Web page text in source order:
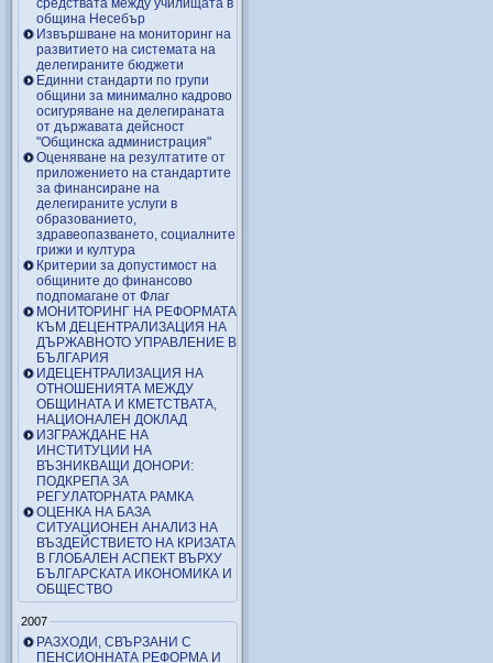
средствата между училищата в
община Несебър
Извършване на мониторинг на
развитието на системата на
делегираните бюджети
Единни стандарти по групи
общини за минимално кадрово
осигуряване на делегираната
от държавата дейсност
"Общинска администрация"
Оценяване на резултатите от
приложението на стандартите
за финансиране на
делегираните услуги в
образованието,
здравеопазването, социалните
грижи и култура
Критерии за допустимост на
общините до финансово
подпомагане от Флаг
МОНИТОРИНГ НА РЕФОРМАТА
КЪМ ДЕЦЕНТРАЛИЗАЦИЯ НА
ДЪРЖАВНОТО УПРАВЛЕНИЕ В
БЪЛГАРИЯ
ИДЕЦЕНТРАЛИЗАЦИЯ НА
ОТНОШЕНИЯТА МЕЖДУ
ОБЩИНАТА И КМЕТСТВАТА,
НАЦИОНАЛЕН ДОКЛАД
ИЗГРАЖДАНЕ НА
ИНСТИТУЦИИ НА
ВЪЗНИКВАЩИ ДОНОРИ:
ПОДКРЕПА ЗА
РЕГУЛАТОРНАТА РАМКА
ОЦЕНКА НА БАЗА
СИТУАЦИОНЕН АНАЛИЗ НА
ВЪЗДЕЙСТВИЕТО НА КРИЗАТА
В ГЛОБАЛЕН АСПЕКТ ВЪРХУ
БЪЛГАРСКАТА ИКОНОМИКА И
ОБЩЕСТВО
2007
РАЗХОДИ, СВЪРЗАНИ С
ПЕНСИОННАТА РЕФОРМА И